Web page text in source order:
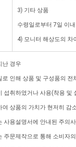
3) 기타 상품
수령일로부터 7일 이
4) 모니터 해상도의 차
난 경우
로 인해 상품 및 구성품의
섭취하였거나 사용(착용 및
여 상품의 가치가 현저히 감
사용설명서에 안내된 주의
주문제작으로 통해 소비자